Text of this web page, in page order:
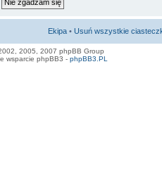
Ekipa • Usuń wszystkie
2005, 2007 phpBB Group
wsparcie phpBB3 - phpBB3.PL